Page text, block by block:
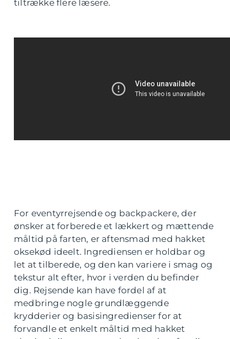
tiltrække flere læsere.
For eventyrrejsende og backpackere, der
ønsker at forberede et lækkert og mættende
måltid på farten, er aftensmad med hakket
oksekød ideelt. Ingrediensen er holdbar og
let at tilberede, og den kan variere i smag og
tekstur alt efter, hvor i verden du befinder
dig. Rejsende kan have fordel af at
medbringe nogle grundlæggende
krydderier og basisingredienser for at
forvandle et enkelt måltid med hakket